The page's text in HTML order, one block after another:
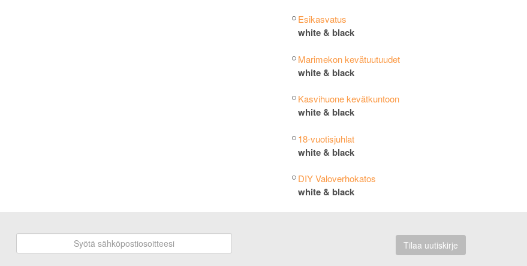
Esikasvatus
white & black
Marimekon kevätuutuudet
white & black
Kasvihuone kevätkuntoon
white & black
18-vuotisjuhlat
white & black
DIY Valoverhokatos
white & black
Tilaa uutiskirje